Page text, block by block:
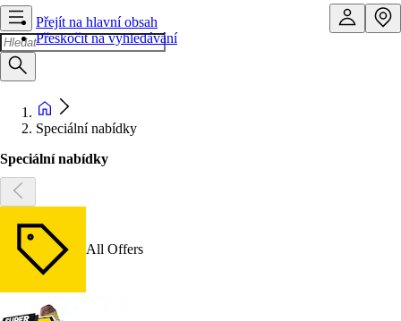
Přejít na hlavní obsah
Přeskočit na vyhledávání
Speciální nabídky
Speciální nabídky
All Offers